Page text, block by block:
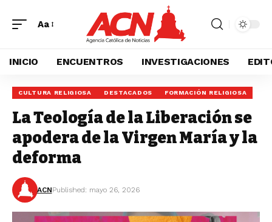
Aa
INICIO ENCUENTROS INVESTIGACIONES
CULTURA RELIGIOSA DESTACADOS FORMACIÓN RELIGIOSA
La Teología de la Liberación se
apodera de la Virgen María y la
deforma
ACNPublished: mayo 26, 2026